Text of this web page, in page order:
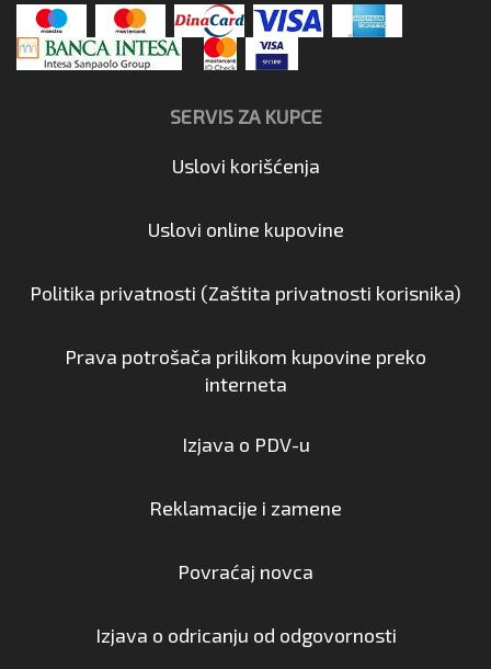
SERVIS ZA KUPCE
Uslovi korišćenja
Uslovi online kupovine
Politika privatnosti (Zaštita privatnosti korisnika)
Prava potrošača prilikom kupovine preko
interneta
Izjava o PDV-u
Reklamacije i zamene
Povraćaj novca
Izjava o odricanju od odgovornosti